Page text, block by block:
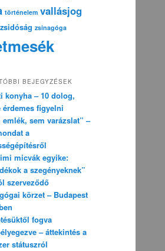
történelem vallásjog
zsidóság zsinagóga
BEJEGYZÉSEK
konyha – 10 dolog,
érdemes figyelni
emlék, sem varázslat” –
a
micvák egyike:
a szegényeknek”
szerveződő
körzet – Budapest
fogva
– áttekintés a
státuszról